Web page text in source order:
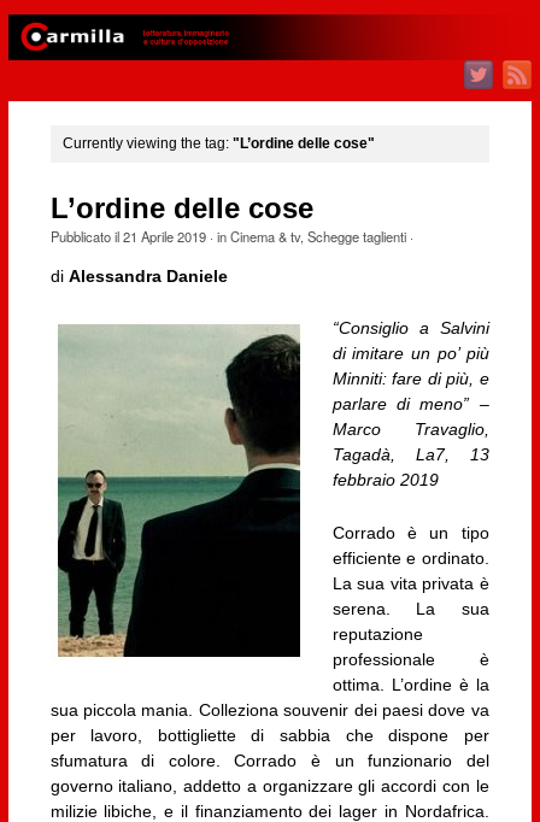
Currently viewing the tag: "L’ordine delle cose"
L’ordine delle cose
Pubblicato il21 Aprile 2019· inCinema & tv, Schegge taglienti·
di Alessandra Daniele
“Consiglio a Salvini
di imitare un po’ più
Minniti: fare di più, e
parlare di meno” –
Marco Travaglio,
Tagadà, La7, 13
febbraio 2019
Corrado è un tipo
efficiente e ordinato.
La sua vita privata è
serena. La sua
reputazione
professionale è
ottima. L’ordine è la
sua piccola mania. Colleziona souvenir dei paesi dove va
per lavoro, bottigliette di sabbia che dispone per
sfumatura di colore. Corrado è un funzionario del
governo italiano, addetto a organizzare gli accordi con le
milizie libiche, e il finanziamento dei lager in Nordafrica.